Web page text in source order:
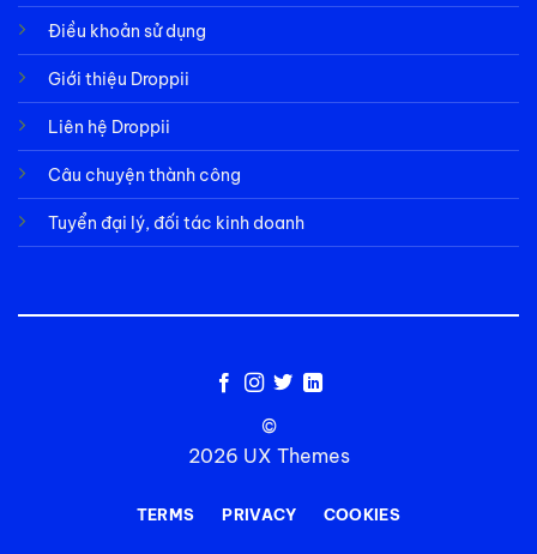
Điều khoản sử dụng
Giới thiệu Droppii
Liên hệ Droppii
Câu chuyện thành công
Tuyển đại lý, đối tác kinh doanh
©
2026 UX Themes
TERMS PRIVACY COOKIES